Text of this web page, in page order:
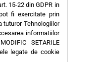
15-22 din GDPR in
fi exercitate prin
tuturor Tehnologiilor
informatiilor
SETARILE
legate de cookie